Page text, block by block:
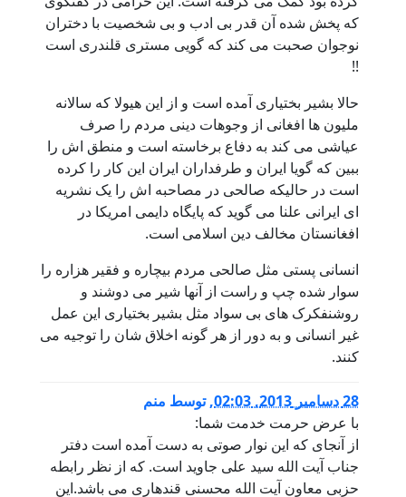
که پخش شده آن قدر بی ادب و بی شخصیت با دختران
نوجوان صحبت می کند که گویی مستری قلندری است
حالا بشیر بختیاری آمده است و از این هیولا که سالانه
ملیون ها افغانی از وجوهات دینی مردم را صرف
عیاشی می کند به دفاع برخاسته است و منطق اش را
ببین که گویا ایران و طرفداران ایران این کار را کرده
است در حالیکه صالحی در مصاحبه اش را یک نشریه
ای ایرانی علنا می گوید که پایگاه دایمی امریکا در
افغانستان مخالف دین اسلامی است.
انسانی پستی مثل صالحی مردم بیچاره و فقیر هزاره را
سوار شده چپ و راست از آنها شیر می دوشند و
روشنفکرک های بی سواد مثل بشیر بختیاری این عمل
غیر انسانی و به دور از هر گونه اخلاق شان را توجیه می
, توسطمنم
با عرض حرمت خدمت شما:
از آنجای که این نوار صوتی به دست آمده است دفتر
جناب آیت الله سید علی جاوید است. که از نظر رابطه
حزبی معاون آیت الله محسنی قندهاری می باشد.این